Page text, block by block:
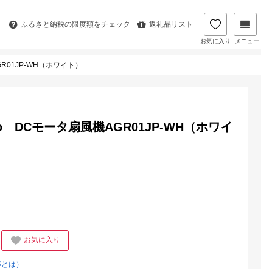
ふるさと納税の限度額をチェック 返礼品リスト
お気に入り メニュー
WH（ホワイト）
モータ扇風機AGR01JP-WH（ホワイ
お気に入り
は）